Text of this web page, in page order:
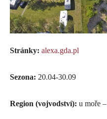
Stránky: alexa.gda.pl
Sezona: 20.04-30.09
Region (vojvodství): u moře –